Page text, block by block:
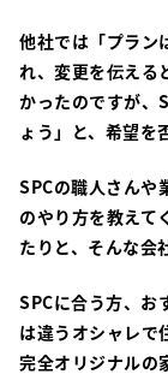
他社では「プラン
れ、変更を伝える
かったのですが、
ょう」と、希望を
SPCの職人さんや
のやり方を教えて
たりと、そんな会
SPCに合う方、お
は違うオシャレで
完全オリジナルの